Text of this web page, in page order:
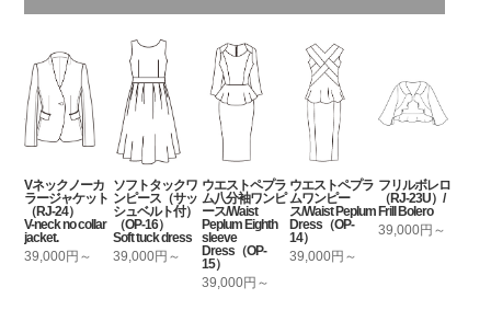
Vネックノーカ
ラージャケット
（RJ-24）
V-neck no collar
jacket.
39,000円～
ソフトタックワ
ンピース（サッ
シュベルト付）
（OP-16）
Soft tuck dress
39,000円～
ウエストペプラ
ム八分袖ワンピ
ース/Waist
Peplum Eighth
sleeve
Dress（OP-
15）
39,000円～
ウエストペプラ
ムワンピー
ス/Waist Peplum
Dress（OP-
14）
39,000円～
フリルボレロ
（RJ-23U）/
Frill Bolero
39,000円～